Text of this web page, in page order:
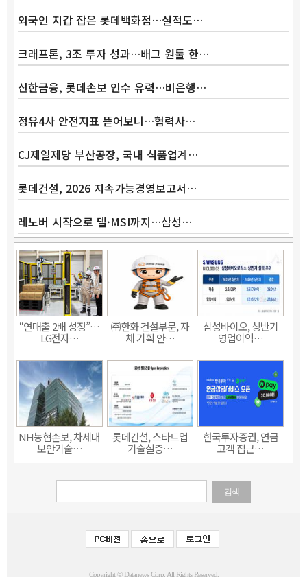
외국인 지갑 잡은 롯데백화점…실적도…
크래프톤, 3조 투자 성과…배그 원툴 한…
신한금융, 롯데손보 인수 유력…비은행…
정유4사 안전지표 뜯어보니…협력사…
CJ제일제당 부산공장, 국내 식품업계…
롯데건설, 2026 지속가능경영보고서…
레노버 시작으로 델·MSI까지…삼성…
“연매출 2배 성장”…
LG전자…
㈜한화 건설부문, 자
체 기획 안…
삼성바이오, 상반기
영업이익…
NH농협손보, 차세대
보안기술…
롯데건설, 스타트업
기술실증…
한국투자증권, 연금
고객 접근…
검색
Copyright © Datanews Corp. All Rights Reserved.